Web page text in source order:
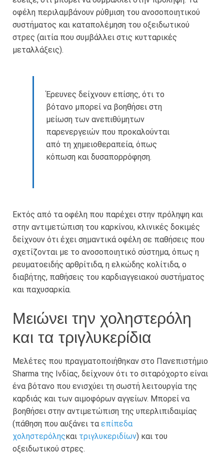
οφέλη περιλαμβάνουν ρύθμιση του ανοσοποιητικού
συστήματος και καταπολέμηση του οξειδωτικού
στρες (αιτία που συμβάλλει στις κυτταρικές
μεταλλάξεις).
Έρευνες δείχνουν επίσης, ότι το
βότανο μπορεί να βοηθήσει στη
μείωση των ανεπιθύμητων
παρενεργειών που προκαλούνται
από τη χημειοθεραπεία, όπως
κόπωση και δυσαπορρόφηση.
Εκτός από τα οφέλη που παρέχει στην πρόληψη και
στην αντιμετώπιση του καρκίνου, κλινικές δοκιμές
δείχνουν ότι έχει σημαντικά οφέλη σε παθήσεις που
σχετίζονται με το ανοσοποιητικό σύστημα, όπως η
ρευματοειδής αρθρίτιδα, η ελκώδης κολίτιδα, ο
διαβήτης, παθήσεις του καρδιαγγειακού συστήματος
και παχυσαρκία.
Μειώνει την χοληστερόλη
και τα τριγλυκερίδια
Μελέτες που πραγματοποιήθηκαν στο Πανεπιστήμιο
Sharma της Ινδίας, δείχνουν ότι το σιταρόχορτο είναι
ένα βότανο που ενισχύει τη σωστή λειτουργία της
καρδιάς και των αιμοφόρων αγγείων. Μπορεί να
βοηθήσει στην αντιμετώπιση της υπερλιπιδαιμίας
(πάθηση που αυξάνει τα επίπεδα
χοληστερόληςκαι τριγλυκεριδίων) και του
οξειδωτικού στρες.